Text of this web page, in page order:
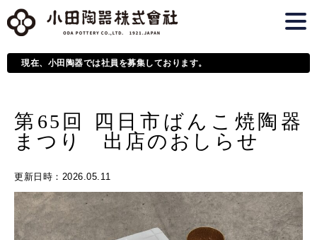
現在、小田陶器では社員を募集しております。
第65回 四日市ばんこ焼陶器
まつり 出店のおしらせ
更新日時 ：2026.05.11